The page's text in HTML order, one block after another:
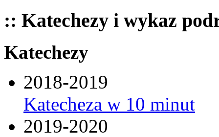
:: Katechezy i wykaz
Katechezy
2018-2019
Katecheza w 10 minut
2019-2020